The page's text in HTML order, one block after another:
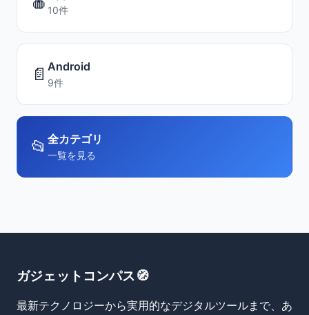
10件
📄 Android
9件
📂 全カテゴリ
一覧を見る
ガジェットコンパス🧭
最新テクノロジーから実用的なデジタルツールまで、あ